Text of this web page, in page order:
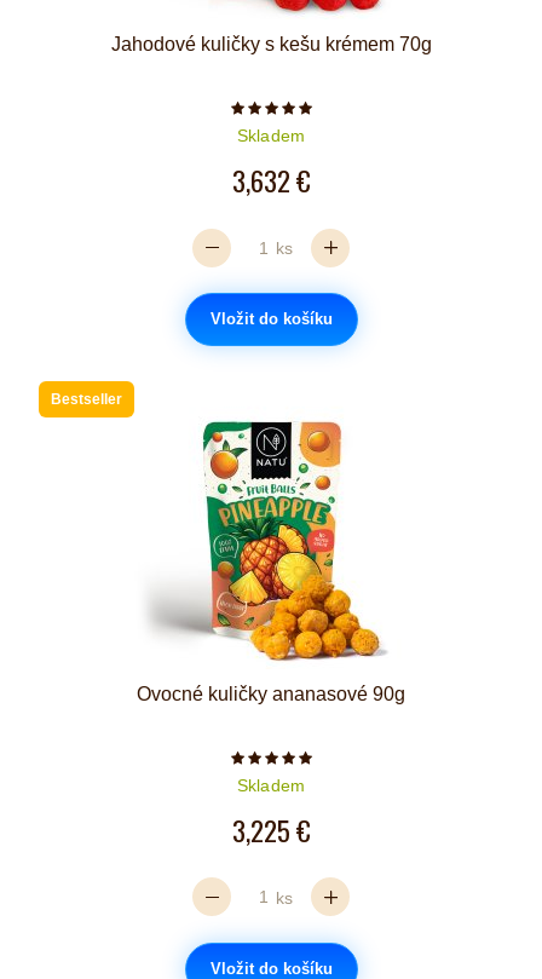
Jahodové kuličky s kešu krémem 70g
Počet hvězdiček je 5 z 5
Skladem
3,632 €
ks
Vložit do košíku
Bestseller
Ovocné kuličky ananasové 90g
Počet hvězdiček je 5 z 5
Skladem
3,225 €
ks
Vložit do košíku